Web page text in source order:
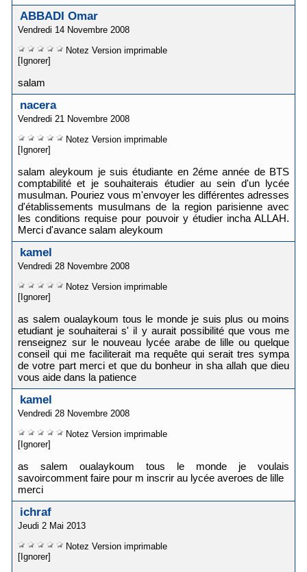
ABBADI Omar
Vendredi 14 Novembre 2008
Notez Version imprimable
[Ignorer]
salam
nacera
Vendredi 21 Novembre 2008
Notez Version imprimable
[Ignorer]
salam aleykoum je suis étudiante en 2éme année de BTS
comptabilité et je souhaiterais étudier au sein d'un lycée
musulman. Pouriez vous m'envoyer les différentes adresses
d'établissements musulmans de la region parisienne avec
les conditions requise pour pouvoir y étudier incha ALLAH.
Merci d'avance salam aleykoum
kamel
Vendredi 28 Novembre 2008
Notez Version imprimable
[Ignorer]
as salem oualaykoum tous le monde je suis plus ou moins
etudiant je souhaiterai s' il y aurait possibilité que vous me
renseignez sur le nouveau lycée arabe de lille ou quelque
conseil qui me faciliterait ma requête qui serait tres sympa
de votre part merci et que du bonheur in sha allah que dieu
vous aide dans la patience
kamel
Vendredi 28 Novembre 2008
Notez Version imprimable
[Ignorer]
as salem oualaykoum tous le monde je voulais
savoircomment faire pour m inscrir au lycée averoes de lille
merci
ichraf
Jeudi 2 Mai 2013
Notez Version imprimable
[Ignorer]